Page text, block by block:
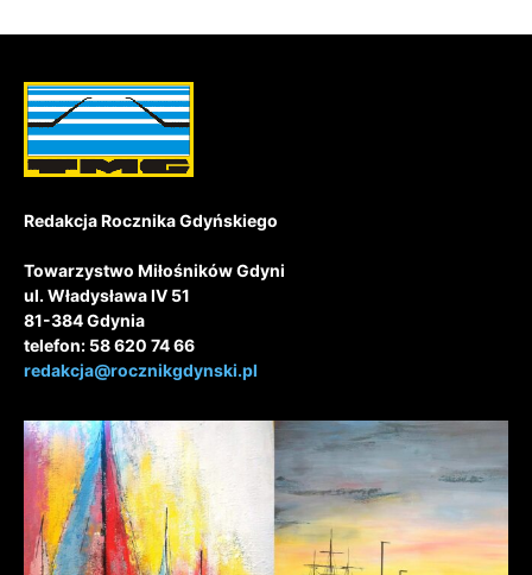
Redakcja Rocznika Gdyńskiego
Towarzystwo Miłośników Gdyni
ul. Władysława IV 51
81-384 Gdynia
telefon: 58 620 74 66
redakcja@rocznikgdynski.pl